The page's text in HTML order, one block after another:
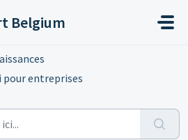
Belgium
pour entreprises